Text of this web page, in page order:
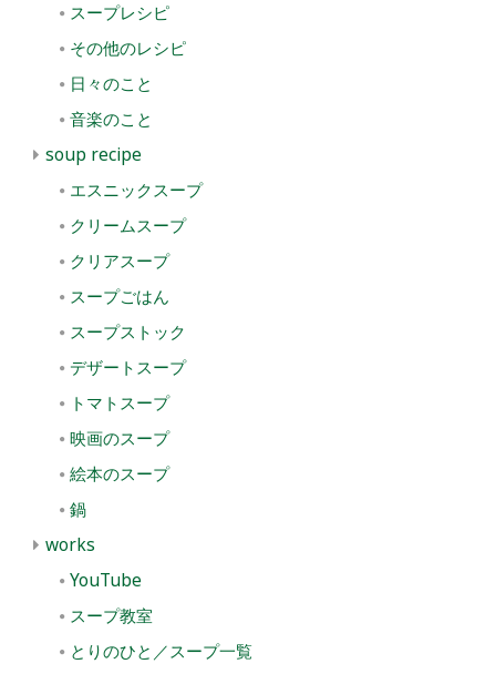
スープレシピ
その他のレシピ
日々のこと
音楽のこと
soup recipe
エスニックスープ
クリームスープ
クリアスープ
スープごはん
スープストック
デザートスープ
トマトスープ
映画のスープ
絵本のスープ
鍋
works
YouTube
スープ教室
とりのひと／スープ一覧